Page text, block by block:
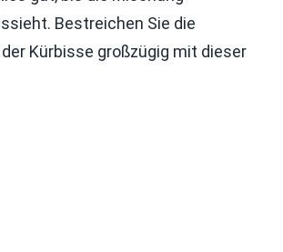
Bestreichen Sie die
Kürbisse großzügig mit dieser